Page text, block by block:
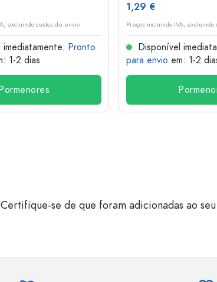
excluindo custos de envio
Pronto
1-2 dias
1,29 €
Preços incluindo IVA, excluindo
Disponível
para envio em: 1-2
se de que foram adicionadas ao